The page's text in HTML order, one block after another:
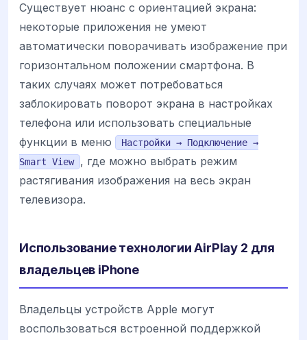
Существует нюанс с ориентацией экрана:
некоторые приложения не умеют
автоматически поворачивать изображение при
горизонтальном положении смартфона. В
таких случаях может потребоваться
заблокировать поворот экрана в настройках
телефона или использовать специальные
функции в меню
Настройки → Подключение →
Smart View
, где можно выбрать режим
растягивания изображения на весь экран
телевизора.
Использование технологии AirPlay 2 для
владельцев iPhone
Владельцы устройств Apple могут
воспользоваться встроенной поддержкой